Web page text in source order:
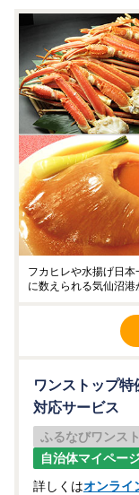
フカヒレや水揚げ日
に数えられる気仙沼
ワンストップ
対応サービス
ふるなびワンス
自治体マイペー
詳しくはオンライ